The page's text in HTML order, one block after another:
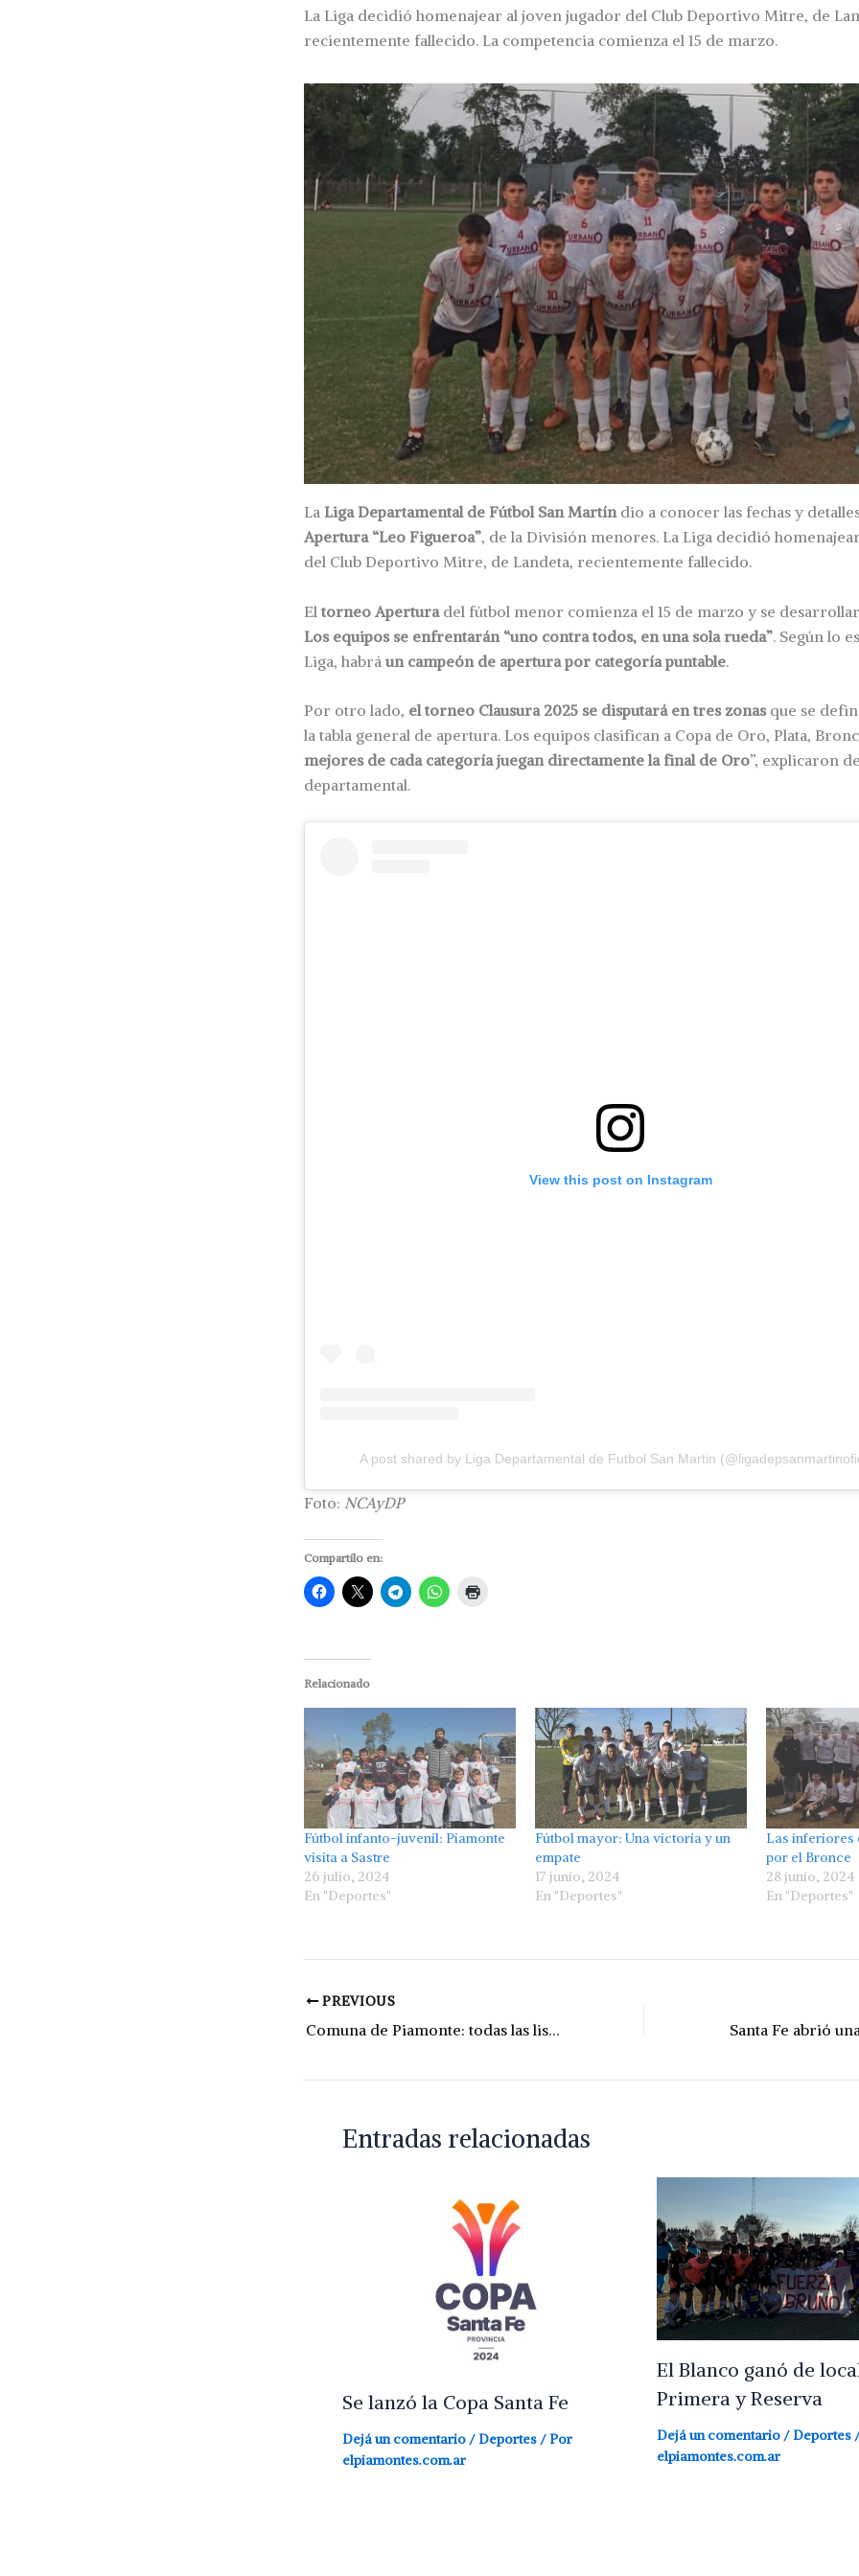
La Liga decidió homenajear al joven jugador del Club Deportivo Mitre, de
recientemente fallecido. La competencia comienza el 15 de marzo.
La Liga Departamental de Fútbol San Martíndio a conocer las fechas y
Apertura “Leo Figueroa”, de la División menores. La Liga decidió
del Club Deportivo Mitre, de Landeta, recientemente fallecido.
El torneo Aperturadel fútbol menor comienza el 15 de marzo y se
Los equipos se enfrentarán “uno contra todos, en una sola rueda”. Según lo
Liga, habrá un campeón de apertura por categoría puntable.
Por otro lado, el torneo Clausura 2025 se disputará en tres zonasque se
la tabla general de apertura. Los equipos clasifican a Copa de Oro, Plata,
mejores de cada categoría juegan directamente la final de Oro”, explicaron
departamental.
View this post on Instagram
A post shared by Liga Departamental de Futbol San Martin
Foto: NCAyDP
Compartilo en:
Relacionado
Fútbol infanto-juvenil: Piamonte
visita a Sastre
26 julio, 2024
En "Deportes"
Fútbol mayor: Una victoria y un
empate
17 junio, 2024
En "Deportes"
Las inferiores
por el Bronce
28 junio, 2024
En "Deportes"
PREVIOUS
Comuna de Piamonte: todas las listas y candidaturas
Entradas relacionadas
Se lanzó la Copa Santa Fe
Dejá un comentario / Deportes / Por
elpiamontes.com.ar
El Blanco ganó de
Primera y Reserva
Dejá un comentario / Deportes/
elpiamontes.com.ar